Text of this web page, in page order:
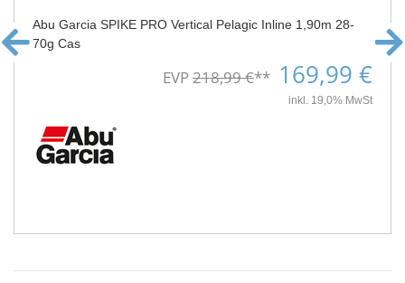
Abu Garcia SPIKE PRO Vertical Pelagic Inline 1,90m 28-
70g Cas
EVP218,99 €** 169,99 €
inkl. 19,0% MwSt